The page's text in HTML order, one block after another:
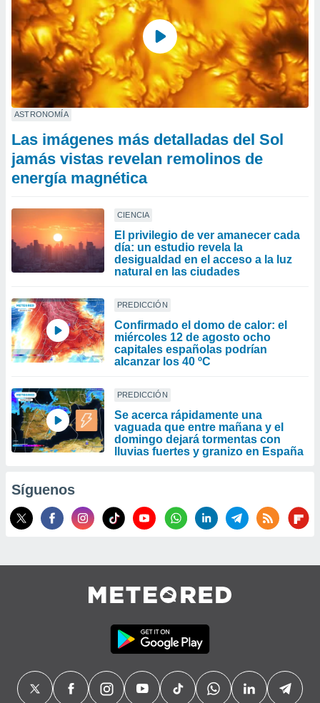
ASTRONOMÍA
Las imágenes más detalladas del Sol
jamás vistas revelan remolinos de
energía magnética
CIENCIA
El privilegio de ver amanecer cada
día: un estudio revela la
desigualdad en el acceso a la luz
natural en las ciudades
PREDICCIÓN
Confirmado el domo de calor: el
miércoles 12 de agosto ocho
capitales españolas podrían
alcanzar los 40 ºC
PREDICCIÓN
Se acerca rápidamente una
vaguada que entre mañana y el
domingo dejará tormentas con
lluvias fuertes y granizo en España
Síguenos